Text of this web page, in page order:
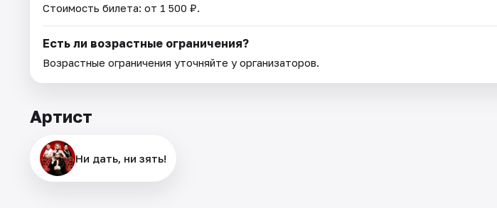
Стоимость билета: от 1 500 ₽.
Есть ли возрастные ограничения?
Возрастные ограничения уточняйте у организаторов.
Артист
Ни дать, ни зять!